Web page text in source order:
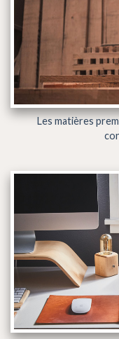
Les matières